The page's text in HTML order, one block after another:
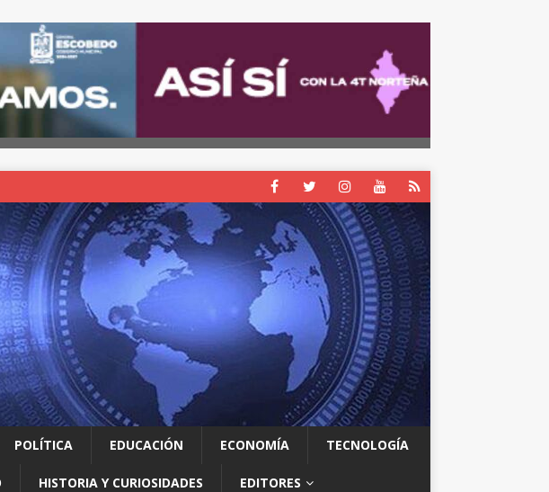
POLÍTICA EDUCACIÓN ECONOMÍA TECNOLOGÍA
HISTORIA Y CURIOSIDADES EDITORES